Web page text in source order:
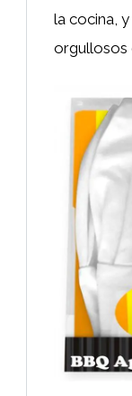
la cocina,
orgullosos